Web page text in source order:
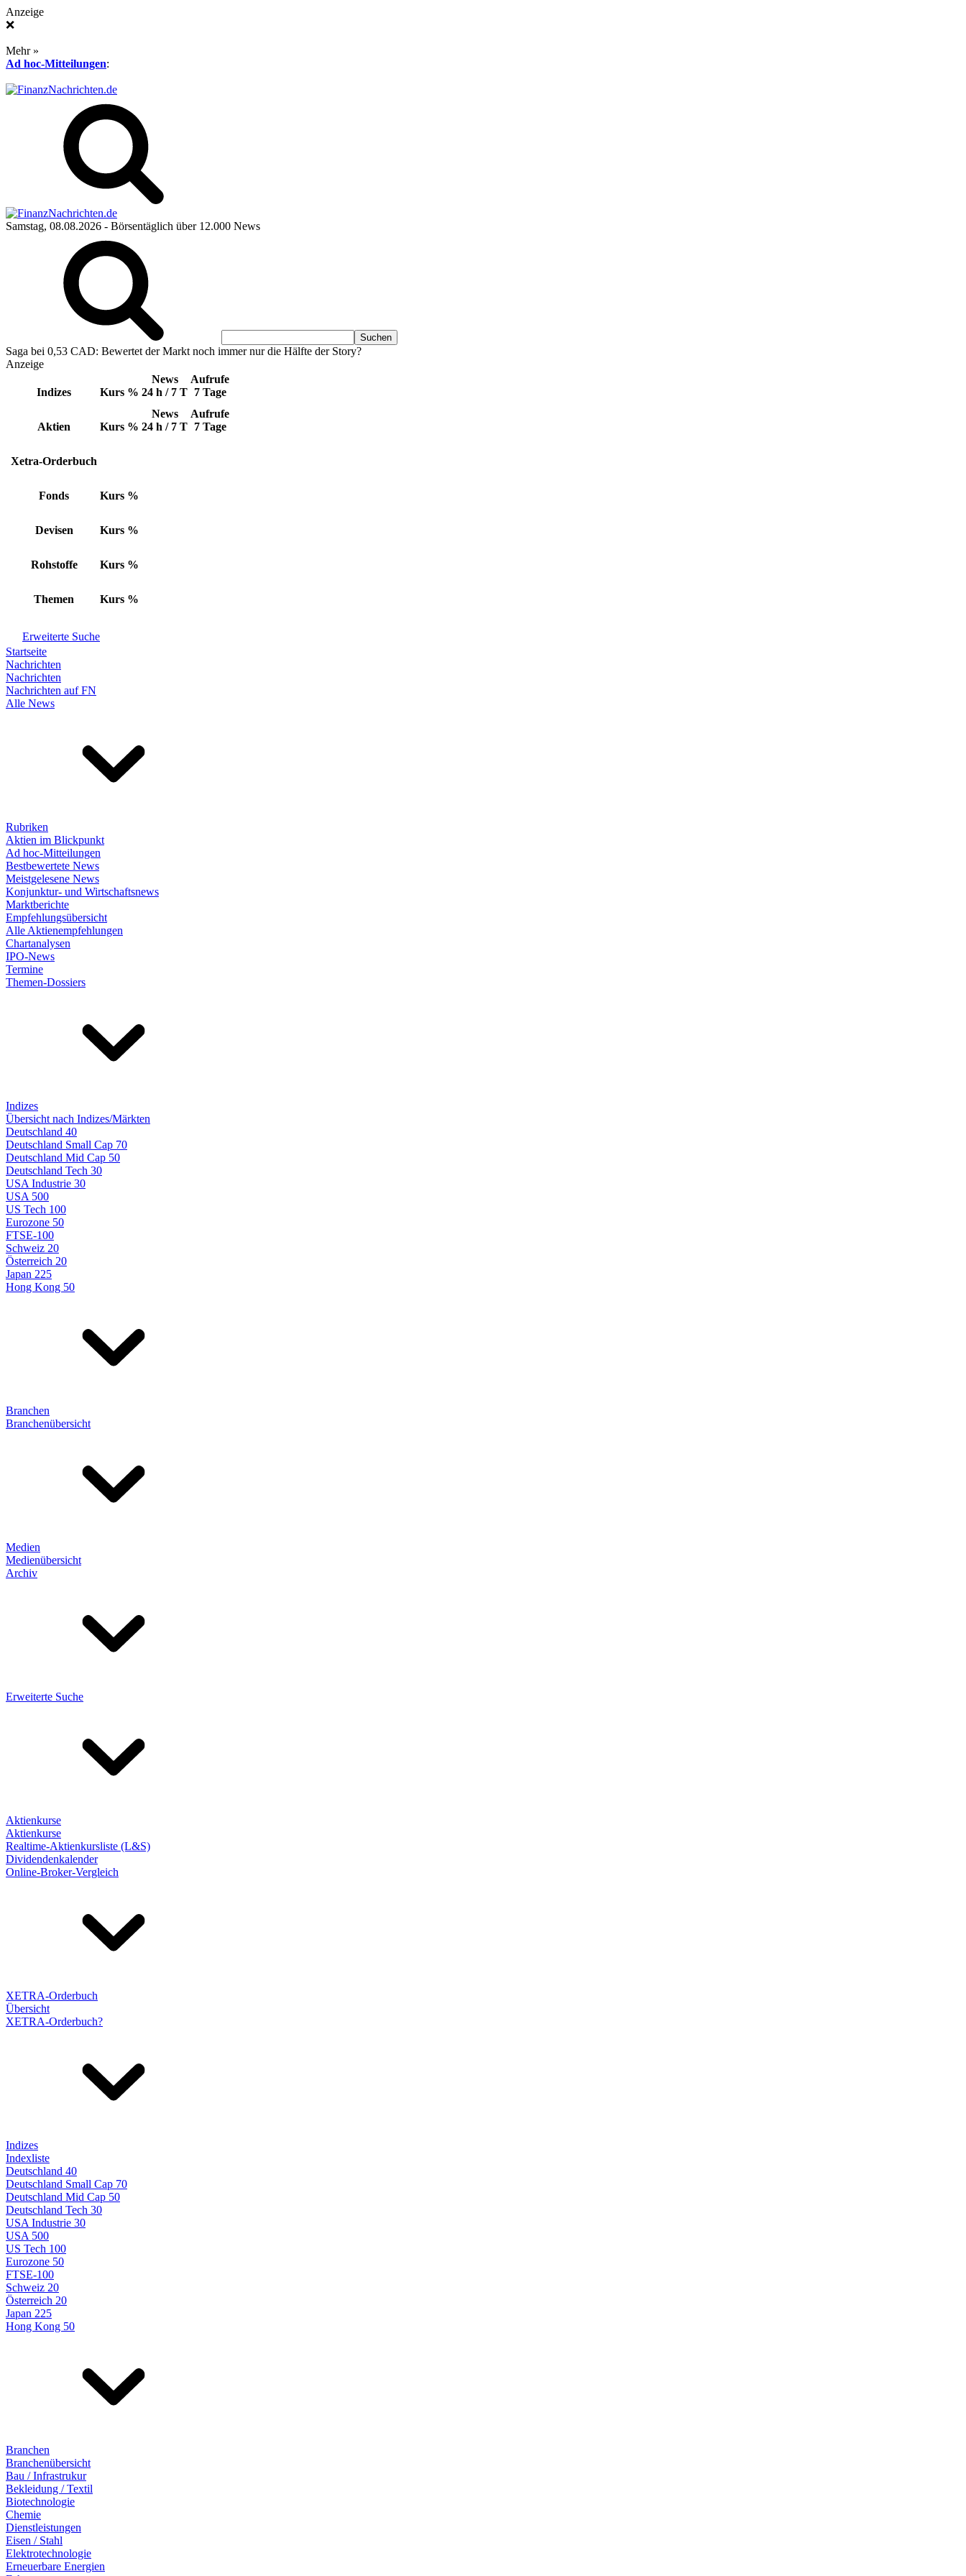
Anzeige
❌
Mehr »
Ad hoc-Mitteilungen:
Samstag, 08.08.2026 - Börsentäglich über 12.000 News
Saga bei 0,53 CAD: Bewertet der Markt noch immer nur die Hälfte der Story?
Anzeige
Indizes Kurs %
News
24 h / 7 T
Aufrufe
7 Tage
Aktien Kurs %
News
24 h / 7 T
Aufrufe
7 Tage
Xetra-Orderbuch
Fonds Kurs %
Devisen Kurs %
Rohstoffe Kurs %
Themen Kurs %
Erweiterte Suche
Startseite
Nachrichten
Nachrichten
Nachrichten auf FN
Alle News
Rubriken
Aktien im Blickpunkt
Ad hoc-Mitteilungen
Bestbewertete News
Meistgelesene News
Konjunktur- und Wirtschaftsnews
Marktberichte
Empfehlungsübersicht
Alle Aktienempfehlungen
Chartanalysen
IPO-News
Termine
Themen-Dossiers
Indizes
Übersicht nach Indizes/Märkten
Deutschland 40
Deutschland Small Cap 70
Deutschland Mid Cap 50
Deutschland Tech 30
USA Industrie 30
USA 500
US Tech 100
Eurozone 50
FTSE-100
Schweiz 20
Österreich 20
Japan 225
Hong Kong 50
Branchen
Branchenübersicht
Medien
Medienübersicht
Archiv
Erweiterte Suche
Aktienkurse
Aktienkurse
Realtime-Aktienkursliste (L&S)
Dividendenkalender
Online-Broker-Vergleich
XETRA-Orderbuch
Übersicht
XETRA-Orderbuch?
Indizes
Indexliste
Deutschland 40
Deutschland Small Cap 70
Deutschland Mid Cap 50
Deutschland Tech 30
USA Industrie 30
USA 500
US Tech 100
Eurozone 50
FTSE-100
Schweiz 20
Österreich 20
Japan 225
Hong Kong 50
Branchen
Branchenübersicht
Bau / Infrastrukur
Bekleidung / Textil
Biotechnologie
Chemie
Dienstleistungen
Eisen / Stahl
Elektrotechnologie
Erneuerbare Energien